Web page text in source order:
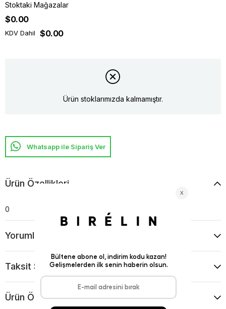
Stoktaki Mağazalar
$0.00
KDV Dahil $0.00
Ürün stoklarımızda kalmamıştır.
Whatsapp ile Sipariş Ver
Ürün Özellikleri
0
Yorumlar
Taksit Seçenekleri
Ürün Önerileri